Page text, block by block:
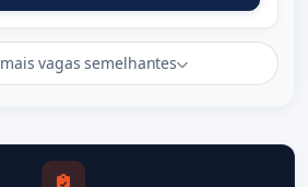
vagas semelhantes